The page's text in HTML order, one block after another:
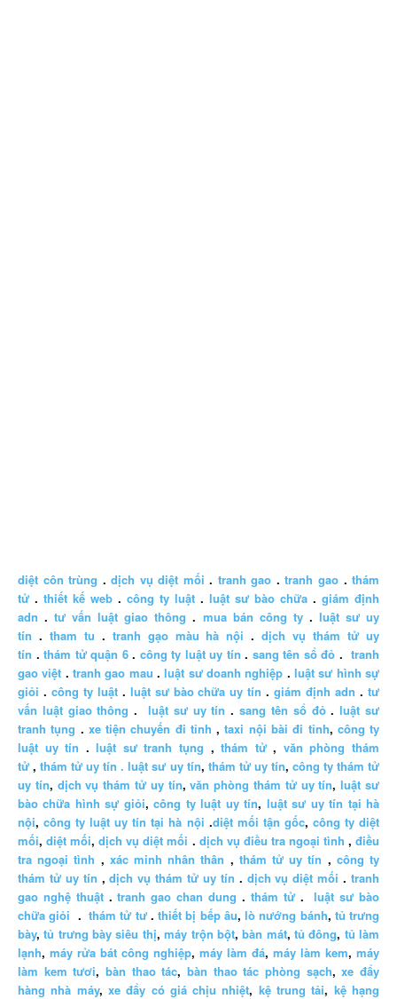
diệt côn trùng .dịch vụ diệt mối . tranh gao .tranh gao .thám
tử . thiết kế web . công ty luật . luật sư bào chữa . giám định
adn .tư vấn luật giao thông . mua bán công ty. luật sư uy
tín . tham tu . tranh gạo màu hà nội .dịch vụ thám tử uy
tín .thám tử quận 6. công ty luật uy tín . sang tên sổ đỏ .tranh
gao việt .tranh gao mau .luật sư doanh nghiệp .luật sư hình sự
giỏi . công ty luật. luật sư bào chữa uy tín .giám định adn .tư
vấn luật giao thông . luật sư uy tín .sang tên sổ đỏ.luật sư
tranh tụng . xe tiện chuyến đi tỉnh ,taxi nội bài đi tỉnh, công ty
luật uy tín .luật sư tranh tụng ,thám tử, văn phòng thám
tử ,thám tử uy tín . luật sư uy tín, thám tử uy tín, công ty thám tử
uy tín, dịch vụ thám tử uy tín,văn phòng thám tử uy tín,luật sư
bào chữa hình sự giỏi,công ty luật uy tín, luật sư uy tín tại hà
nội,công ty luật uy tín tại hà nội .diệt mối tận gốc, công ty diệt
mối,diệt mối,dịch vụ diệt mối . dịch vụ điều tra ngoại tình ,điều
tra ngoại tình , xác minh nhân thân , thám tử uy tín , công ty
thám tử uy tín ,dịch vụ thám tử uy tín . dịch vụ diệt mối .tranh
gao nghệ thuật.tranh gao chan dung . thám tử.luật sư bào
chữa giỏi .thám tử tư.thiết bị bếp âu,lò nướng bánh, tủ trưng
bày,tủ trưng bày siêu thị,máy trộn bột,bàn mát, tủ đông, tủ làm
lạnh, máy rửa bát công nghiệp, máy làm đá, máy làm kem, máy
làm kem tươi,bàn thao tác,bàn thao tác phòng sạch,xe đẩy
hàng nhà máy, xe đẩy có giá chịu nhiệt, kệ trung tải, kệ hạng